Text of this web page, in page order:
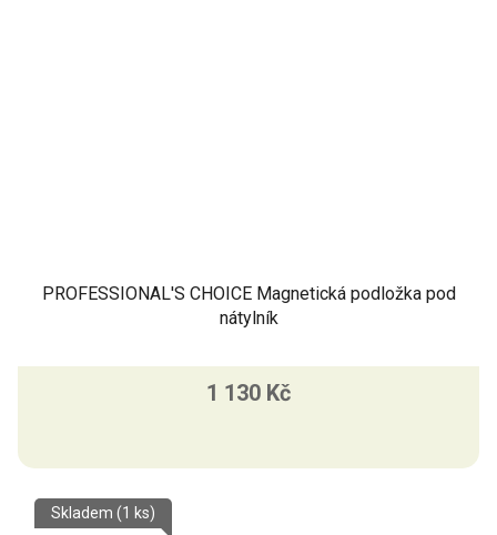
PROFESSIONAL'S CHOICE Magnetická podložka pod
nátylník
1 130 Kč
Skladem (1 ks)